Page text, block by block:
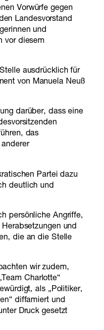
Vorwürfe gegen
Landesvorstand
und
vor diesem
ausdrücklich für
von Manuela Neuß
darüber, dass eine
das
Partei dazu
deutlich und
persönliche Angriffe,
und
die an die Stelle
wir zudem,
Charlotte“
als „Politiker,
diffamiert und
Druck gesetzt